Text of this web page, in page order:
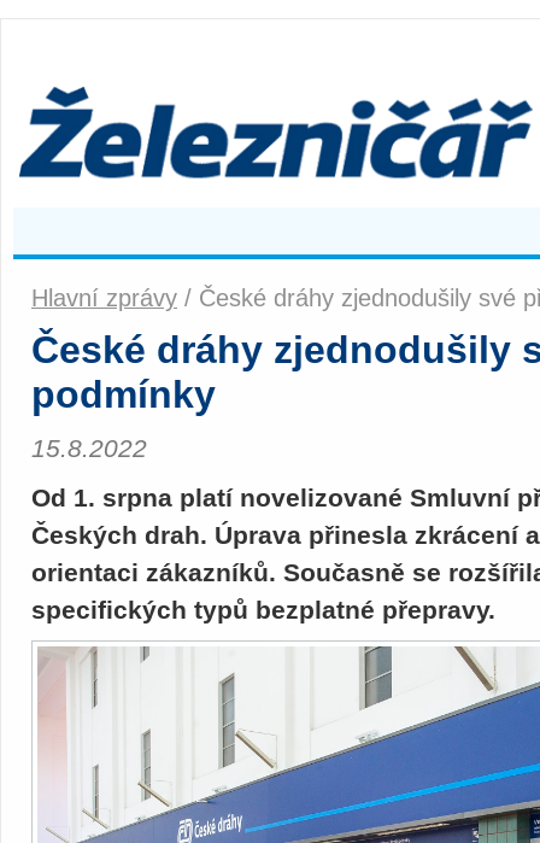
Hlavní zprávy / České dráhy zjednodušily své
České dráhy zjednodušily
podmínky
15.8.2022
Od 1. srpna platí novelizované Smluvní
Českých drah. Úprava přinesla zkrácení
orientaci zákazníků. Současně se
specifických typů bezplatné přepravy.